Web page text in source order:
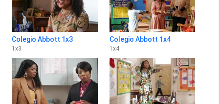
Colegio Abbott 1x3
1 x3
Colegio Abbott 1x4
1 x4